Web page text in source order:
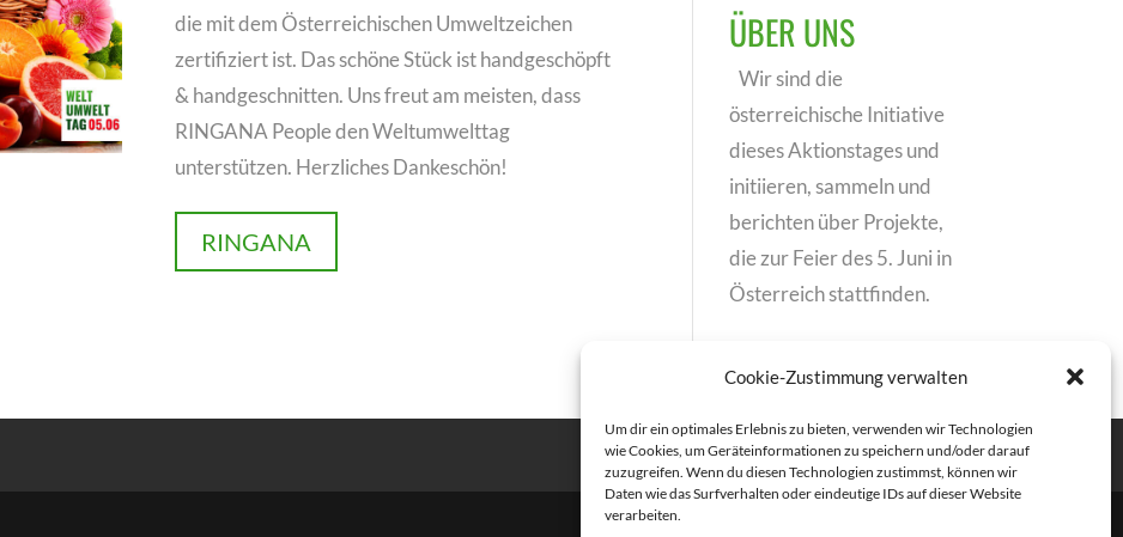
Cookie-Zustimmung verwalten
Um dir ein optimales Erlebnis zu bieten, verwenden wir Technologien
wie Cookies, um Geräteinformationen zu speichern und/oder darauf
zuzugreifen. Wenn du diesen Technologien zustimmst, können wir
Daten wie das Surfverhalten oder eindeutige IDs auf dieser Website
verarbeiten.
die mit dem ÖsterreichischenUmweltzeichen
zertifiziert ist. Das schöne Stück ist handgeschöpft
& handgeschnitten. Uns freut am meisten, dass
RINGANA People den Weltumwelttag
unterstützen. Herzliches Dankeschön!
RINGANA
ÜBER UNS
Wir sind die
österreichische Initiative
dieses Aktionstages und
initiieren, sammeln und
berichten über Projekte,
die zur Feier des 5. Juni in
Österreich stattfinden.